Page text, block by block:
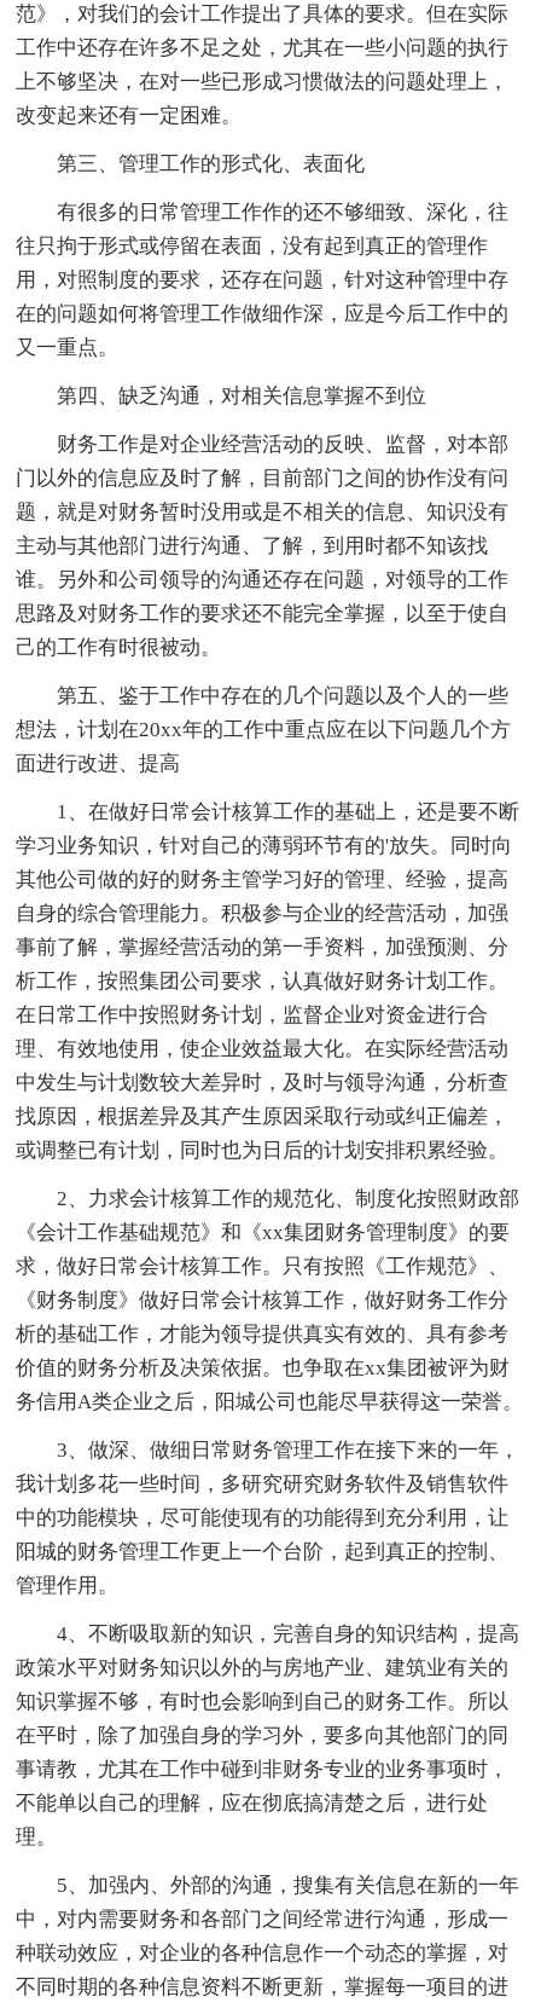
范》，对我们的会计工作提出了具体的要求。但在实际
工作中还存在许多不足之处，尤其在一些小问题的执行
上不够坚决，在对一些已形成习惯做法的问题处理上，
改变起来还有一定困难。
第三、管理工作的形式化、表面化
有很多的日常管理工作作的还不够细致、深化，往
往只拘于形式或停留在表面，没有起到真正的管理作
用，对照制度的要求，还存在问题，针对这种管理中存
在的问题如何将管理工作做细作深，应是今后工作中的
又一重点。
第四、缺乏沟通，对相关信息掌握不到位
财务工作是对企业经营活动的反映、监督，对本部
门以外的信息应及时了解，目前部门之间的协作没有问
题，就是对财务暂时没用或是不相关的信息、知识没有
主动与其他部门进行沟通、了解，到用时都不知该找
谁。另外和公司领导的沟通还存在问题，对领导的工作
思路及对财务工作的要求还不能完全掌握，以至于使自
己的工作有时很被动。
第五、鉴于工作中存在的几个问题以及个人的一些
想法，计划在20xx年的工作中重点应在以下问题几个方
面进行改进、提高
1、在做好日常会计核算工作的基础上，还是要不断
学习业务知识，针对自己的薄弱环节有的'放失。同时向
其他公司做的好的财务主管学习好的管理、经验，提高
自身的综合管理能力。积极参与企业的经营活动，加强
事前了解，掌握经营活动的第一手资料，加强预测、分
析工作，按照集团公司要求，认真做好财务计划工作。
在日常工作中按照财务计划，监督企业对资金进行合
理、有效地使用，使企业效益最大化。在实际经营活动
中发生与计划数较大差异时，及时与领导沟通，分析查
找原因，根据差异及其产生原因采取行动或纠正偏差，
或调整已有计划，同时也为日后的计划安排积累经验。
2、力求会计核算工作的规范化、制度化按照财政部
《会计工作基础规范》和《xx集团财务管理制度》的要
求，做好日常会计核算工作。只有按照《工作规范》、
《财务制度》做好日常会计核算工作，做好财务工作分
析的基础工作，才能为领导提供真实有效的、具有参考
价值的财务分析及决策依据。也争取在xx集团被评为财
务信用A类企业之后，阳城公司也能尽早获得这一荣誉。
3、做深、做细日常财务管理工作在接下来的一年，
我计划多花一些时间，多研究研究财务软件及销售软件
中的功能模块，尽可能使现有的功能得到充分利用，让
阳城的财务管理工作更上一个台阶，起到真正的控制、
管理作用。
4、不断吸取新的知识，完善自身的知识结构，提高
政策水平对财务知识以外的与房地产业、建筑业有关的
知识掌握不够，有时也会影响到自己的财务工作。所以
在平时，除了加强自身的学习外，要多向其他部门的同
事请教，尤其在工作中碰到非财务专业的业务事项时，
不能单以自己的理解，应在彻底搞清楚之后，进行处
理。
5、加强内、外部的沟通，搜集有关信息在新的一年
中，对内需要财务和各部门之间经常进行沟通，形成一
种联动效应，对企业的各种信息作一个动态的掌握，对
不同时期的各种信息资料不断更新，掌握每一项目的进